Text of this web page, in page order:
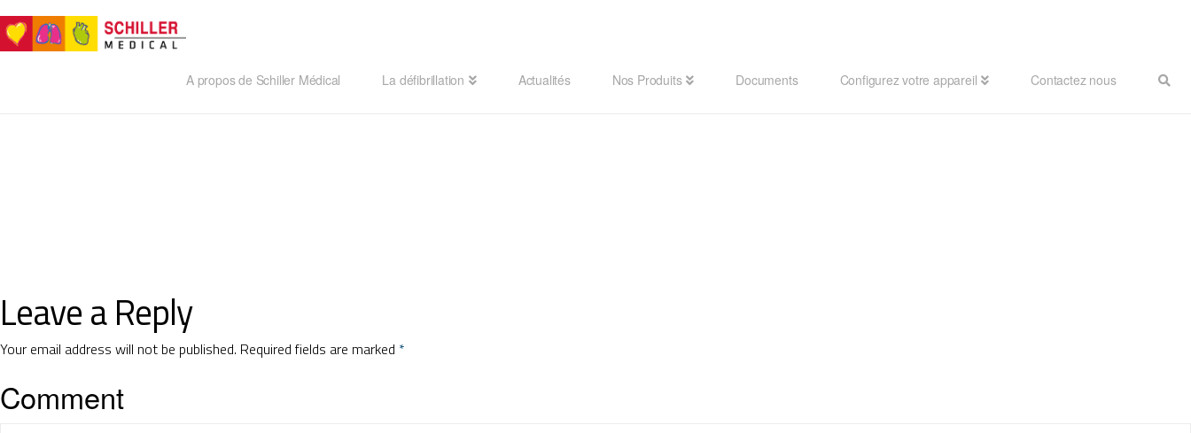
A propos de Schiller Médical La défibrillation Actualités Nos Produits Documents Configurez votre appareil Contactez nous
Leave a Reply
Your email address will not be published. Required fields are marked *
Comment